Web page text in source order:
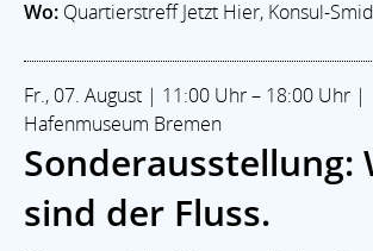
Wo: Quartierstreff Jetzt Hier, Konsul-
Fr., 07. August | 11:00 Uhr – 18:00 Uhr |
Hafenmuseum Bremen
Sonderausstellung:
sind der Fluss.